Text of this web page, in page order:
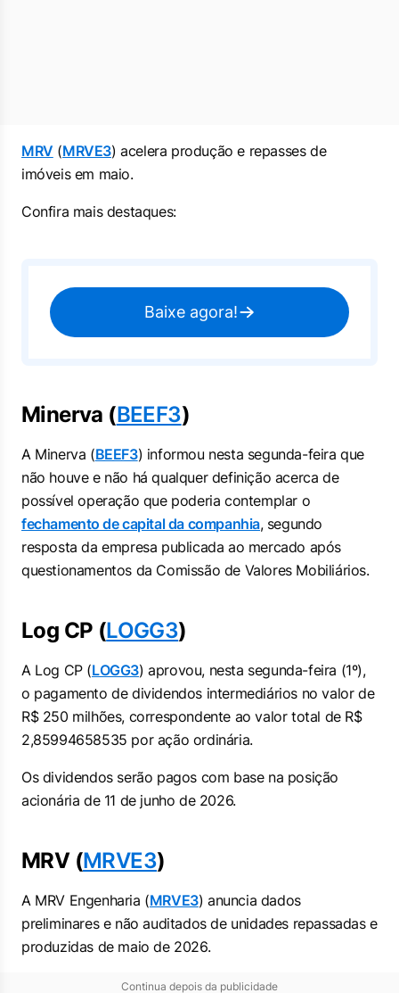
MRV (MRVE3) acelera produção e repasses de
imóveis em maio.
Confira mais destaques:
Baixe agora!
Minerva (BEEF3)
A Minerva (BEEF3) informou nesta ‌segunda-feira que
não houve e não ‌há qualquer definição acerca de
possível operação que poderia contemplar o
fechamento ⁠de ‌capital da companhia, ⁠segundo
resposta da empresa publicada ao mercado após
questionamentos da Comissão de ​Valores Mobiliários.
Log CP (LOGG3)
A Log CP (LOGG3) aprovou, nesta segunda-feira (1º),
o pagamento de dividendos intermediários no valor de
R$ 250 milhões, correspondente ao valor total de R$
2,85994658535 por ação ordinária.
Os dividendos serão pagos com base na posição
acionária de 11 de junho de 2026.
MRV (MRVE3)
A MRV Engenharia (MRVE3) anuncia dados
preliminares e não auditados de unidades repassadas e
produzidas de maio de 2026.
Continua depois da publicidade